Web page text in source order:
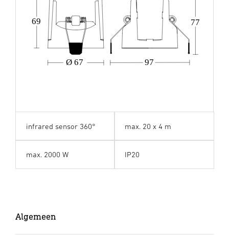
Ø 67 97
69 77
infrared sensor 360° max. 20 x 4 m
max. 2000 W IP20
Algemeen